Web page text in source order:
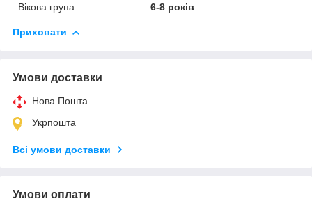
Вікова група
6-8 років
Приховати
Умови доставки
Нова Пошта
Укрпошта
Всі умови доставки
Умови оплати